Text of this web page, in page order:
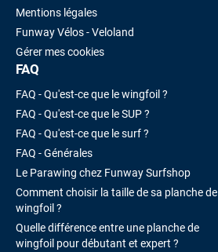
Mentions légales
Funway Vélos - Veloland
Gérer mes cookies
FAQ
FAQ - Qu'est-ce que le wingfoil ?
FAQ - Qu'est-ce que le SUP ?
FAQ - Qu'est-ce que le surf ?
FAQ - Générales
Le Parawing chez Funway Surfshop
Comment choisir la taille de sa planche de
wingfoil ?
Quelle différence entre une planche de
wingfoil pour débutant et expert ?